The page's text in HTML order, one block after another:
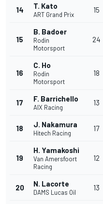
14 T. Kato
ART Grand Prix
15
15
B. Badoer
Rodin
Motorsport
24
16
C. Ho
Rodin
Motorsport
18
17 F. Barrichello
AIX Racing
13
18 J. Nakamura
Hitech Racing
17
19
H. Yamakoshi
Van Amersfoort
Racing
12
20 N. Lacorte
DAMS Lucas Oil
13